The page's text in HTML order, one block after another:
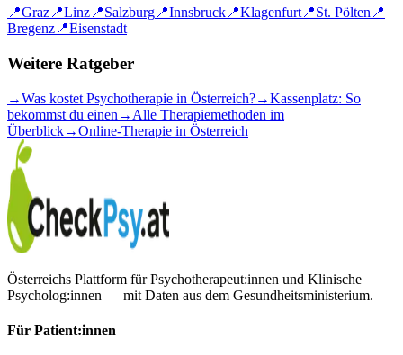
📍Graz 📍Linz 📍Salzburg 📍Innsbruck 📍Klagenfurt 📍St. Pölten 📍
Bregenz 📍Eisenstadt
Weitere Ratgeber
→Was kostet Psychotherapie in Österreich?→Kassenplatz: So
bekommst du einen → Alle Therapiemethoden im
Überblick→Online-Therapie in Österreich
Österreichs Plattform für Psychotherapeut:innen und Klinische
Psycholog:innen — mit Daten aus dem Gesundheitsministerium.
Für Patient:innen